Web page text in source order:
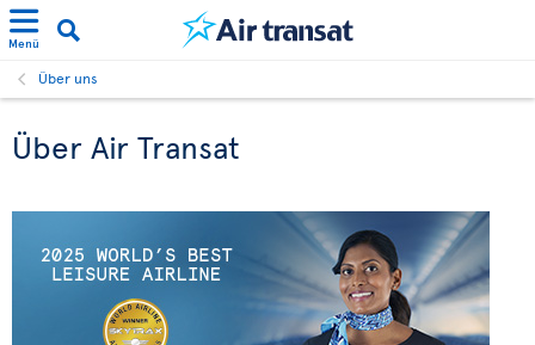
Menü
Über uns
Über Air Transat